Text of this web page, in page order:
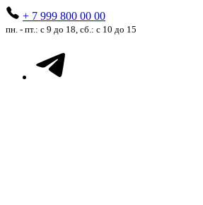
+ 7 999 800 00 00
пн. - пт.: с 9 до 18, сб.: с 10 до 15